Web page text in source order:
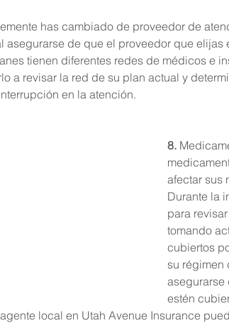
has cambiado de proveedor de
asegurarse de que el proveedor que
tienen diferentes redes de médicos e
a revisar la red de su plan actual y
en la atención.
8.
afectar sus
Durante la
para
tomando
cubiertos
su régimen
asegurarse
estén
local en Utah Avenue Insurance